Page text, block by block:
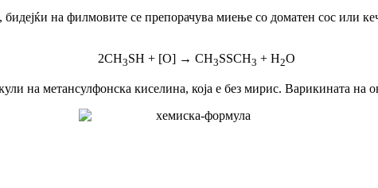
на филмовите се препорачува миење со доматен сос или
2CH3SH + [O] → CH3SSCH3 + H2O
на метансулфонска киселина, која е без мирис. Варикината на